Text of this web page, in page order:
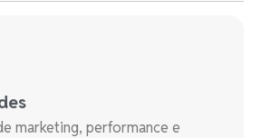
marketing, performance e